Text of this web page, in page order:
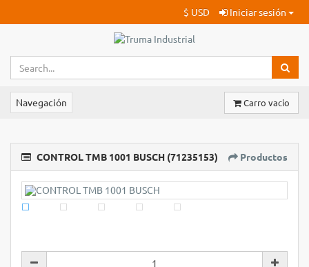
$ USD Iniciar sesión
Navegación Carro vacio
CONTROL TMB 1001 BUSCH (71235153) Productos